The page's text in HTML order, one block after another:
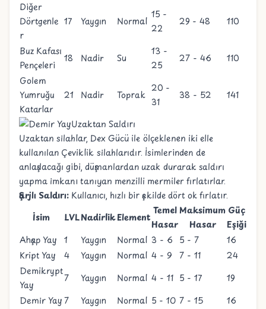
Diğer
Dörtgenle
r
17 Yaygın Normal
15 -
22
29 - 48 110
Buz Kafası
Pençeleri
18 Nadir Su
13 -
25
27 - 46
110
Golem
Yumruğu
Katarlar
21 Nadir Toprak
20 -
31
38 - 52 141
Uzaktan Saldırı
Uzaktan silahlar, Dex Gücü ile ölçeklenen iki elle
kullanılan Çeviklik silahlarıdır. İsimlerinden de
anlaşılacağı gibi, düşmanlardan uzak durarak saldırı
yapma imkanı tanıyan menzilli mermiler fırlatırlar.
Şarjlı Saldırı: Kullanıcı, hızlı bir şekilde dört ok fırlatır.
İsim
LVLNadirlikElement
Temel
Hasar
Maksimum
Hasar
Güç
Eşiği
Ahşap Yay
1 Yaygın Normal 3 - 6 5 - 7
16
Kript Yay
4 Yaygın Normal 4 - 9 7 - 11
24
Demikrypt
Yay
7 Yaygın Normal 4 - 11 5 - 17
19
Demir Yay7 Yaygın Normal 5 - 10 7 - 15
16